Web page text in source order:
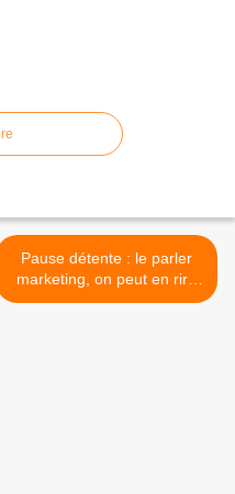
Pause détente : le parler
marketing, on peut en rire
grâce à France Inter >